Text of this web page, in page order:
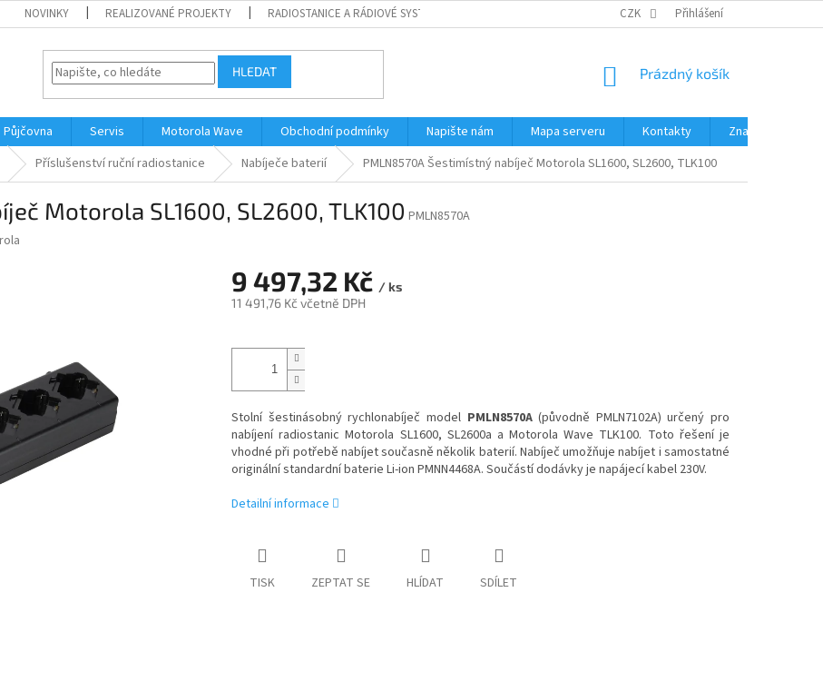
NOVINKY REALIZOVANÉ PROJEKTY RADIOSTANICE A RÁDIOVÉ SYSTÉMY PŘÍSLUŠENSTVÍ RUČNÍ RADIOSTANICE PŮJČOVNA
CZK Přihlášení
HLEDAT
NÁKUPNÍ
Prázdný košík
Půjčovna Servis Motorola Wave Obchodní podmínky Napište nám Mapa serveru Kontakty
Značky
Příslušenství ruční radiostanice Nabíječe baterií PMLN8570A Šestimístný nabíječ Motorola SL1600, SL2600, TLK100
Motorola SL1600, SL2600, TLK100 PMLN8570A
9 497,32 Kč / ks
11 491,76 Kč včetně DPH
cena:
Stolní šestinásobný rychlonabíječ model PMLN8570A(původně PMLN7102A) určený pro
nabíjení radiostanic Motorola SL1600, SL2600a a Motorola Wave TLK100. Toto řešení je
vhodné při potřebě nabíjet současně několik baterií. Nabíječ umožňuje nabíjet i samostatné
originální standardní baterie Li-ion PMNN4468A. Součástí dodávky je napájecí kabel 230V.
Detailní informace
TISK ZEPTAT SE HLÍDAT SDÍLET